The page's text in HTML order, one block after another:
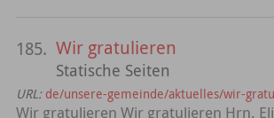
185. Wir gratulieren
Statische Seiten
URL: de/unsere-gemeinde/aktuelles/wir-
Wir gratulieren Wir gratulieren Hrn.